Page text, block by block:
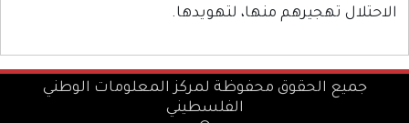
الاحتلال تهجيرهم منها، لتهويدها.
جميع الحقوق محفوظة لمركز المعلومات الوطني
الفلسطيني